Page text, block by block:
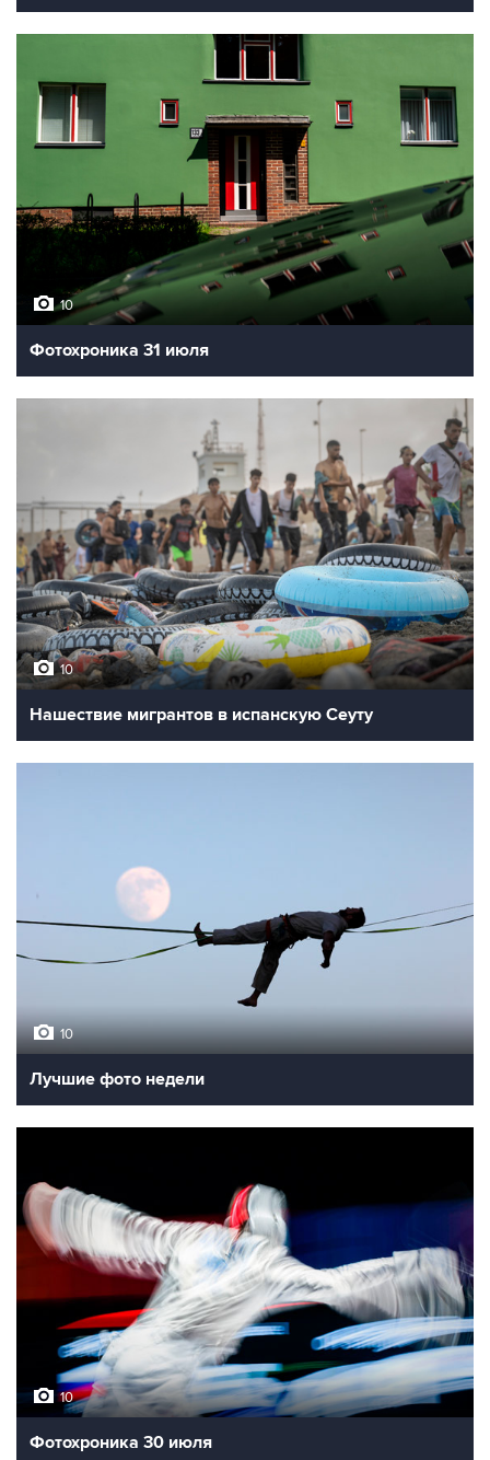
10
Фотохроника 31 июля
10
Нашествие мигрантов в испанскую Сеуту
10
Лучшие фото недели
10
Фотохроника 30 июля